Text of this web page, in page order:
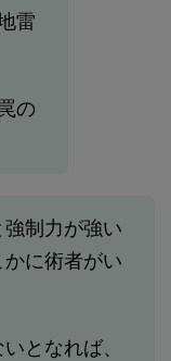
雷
の
制力が強い
に術者がい
となれば、